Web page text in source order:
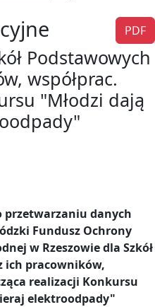
PDF
Podstawowych
współprac.
"Młodzi dają
danych
Fundusz Ochrony
w Rzeszowie dla Szkół
ich pracowników,
realizacji Konkursu
elektroodpady"